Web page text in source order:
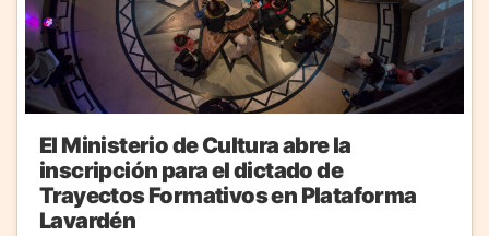
El Ministerio de Cultura abre la
inscripción para el dictado de
Trayectos Formativos en Plataforma
Lavardén